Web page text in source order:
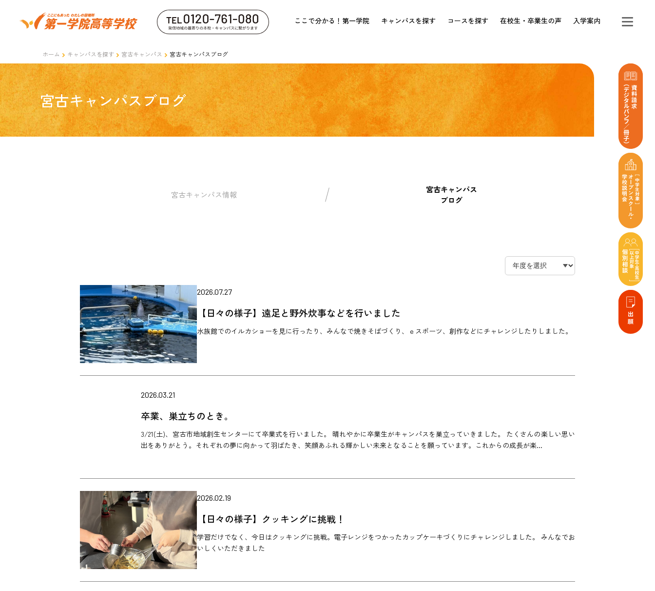
ここで分かる！第一学院 キャンパスを探す コースを探す 在校生・卒業生の声 入学案内
ホーム キャンパスを探す 宮古キャンパス 宮古キャンパスブログ
宮古キャンパスブログ
宮古キャンパス情報
宮古キャンパス
ブログ
2026.07.27
【日々の様子】遠足と野外炊事などを行いました
水族館でのイルカショーを見に行ったり、みんなで焼きそばづくり、ｅスポーツ、創作などにチャレンジしたりしました。
2026.03.21
卒業、巣立ちのとき。
3/21(土)、宮古市地域創生センターにて卒業式を行いました。 晴れやかに卒業生がキャンパスを巣立っていきました。 たくさんの楽しい思い
出をありがとう。それぞれの夢に向かって羽ばたき、笑顔あふれる輝かしい未来となることを願っています。これからの成長が楽...
2026.02.19
【日々の様子】クッキングに挑戦！
学習だけでなく、今日はクッキングに挑戦。電子レンジをつかったカップケーキづくりにチャレンジしました。 みんなでお
いしくいただきました